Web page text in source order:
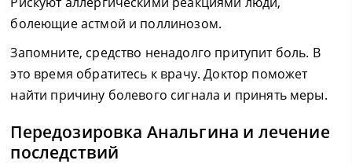
болеющие астмой и поллинозом.
Запомните, средство ненадолго притупит боль. В
это время обратитесь к врачу. Доктор поможет
найти причину болевого сигнала и принять меры.
Передозировка Анальгина и лечение
последствий